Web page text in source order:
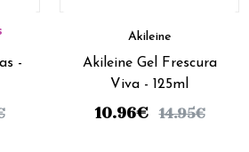
-
Akileine
Akileine Gel Frescura
Viva - 125ml
10.96€ 14.95€